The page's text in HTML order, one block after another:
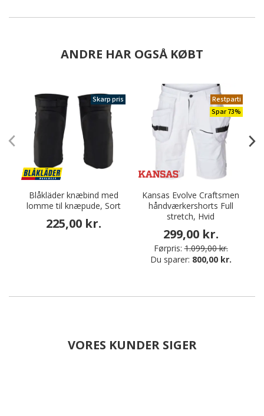
ANDRE HAR OGSÅ KØBT
Skarp pris
Blåkläder knæbind med
lomme til knæpude, Sort
225,00 kr.
Restparti
Spar 73%
Kansas Evolve Craftsmen
håndværkershorts Full
stretch, Hvid
299,00 kr.
Førpris: 1.099,00 kr.
Du sparer: 800,00 kr.
VORES KUNDER SIGER